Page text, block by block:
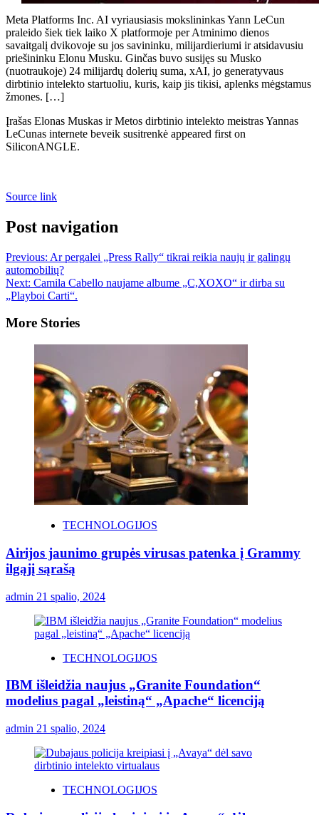
Meta Platforms Inc. AI vyriausiasis mokslininkas Yann LeCun
praleido šiek tiek laiko X platformoje per Atminimo dienos
savaitgalį dvikovoje su jos savininku, milijardieriumi ir atsidavusiu
priešininku Elonu Musku. Ginčas buvo susijęs su Musko
(nuotraukoje) 24 milijardų dolerių suma, xAI, jo generatyvaus
dirbtinio intelekto startuoliu, kuris, kaip jis tikisi, aplenks mėgstamus
žmones. […]
Įrašas Elonas Muskas ir Metos dirbtinio intelekto meistras Yannas
LeCunas internete beveik susitrenkė appeared first on
SiliconANGLE.
Source link
Post navigation
Previous: Ar pergalei „Press Rally“ tikrai reikia naujų ir galingų
automobilių?
Next: Camila Cabello naujame albume „C,XOXO“ ir dirba su
„Playboi Carti“.
More Stories
TECHNOLOGIJOS
Airijos jaunimo grupės virusas patenka į Grammy
ilgąjį sąrašą
admin 21 spalio, 2024
TECHNOLOGIJOS
IBM išleidžia naujus „Granite Foundation“
modelius pagal „leistiną“ „Apache“ licenciją
admin 21 spalio, 2024
TECHNOLOGIJOS